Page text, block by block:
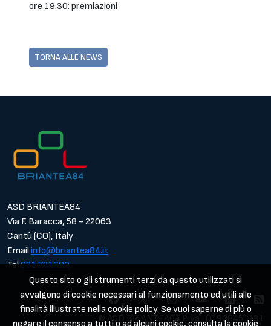
ore 19.30: premiazioni
TORNA ALLE NEWS
ASD BRIANTEA84
Via F. Baracca, 58 - 22063
Cantù (CO), Italy
Email info@briantea84.it
Tel031.731680
© ASD BRIANTEA84 P.Iva | 01908450131
Questo sito o gli strumenti terzi da questo utilizzati si
avvalgono di cookie necessari al funzionamento ed utili alle
finalità illustrate nella cookie policy. Se vuoi saperne di più o